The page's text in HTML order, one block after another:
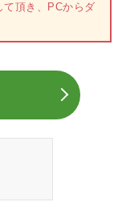
て頂き、PCからダ